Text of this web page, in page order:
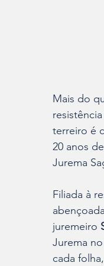
Mais do
terreiro é
20 anos
Jurema
Filiada à
juremeiro
Jurema
cada